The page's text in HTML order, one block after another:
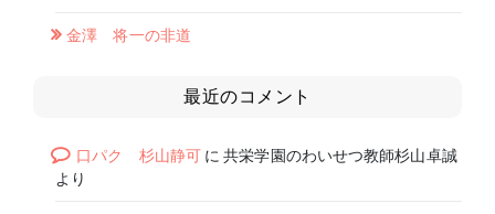
金澤 将一の非道
最近のコメント
口パク 杉山静可に共栄学園のわいせつ教師杉山卓誠
より